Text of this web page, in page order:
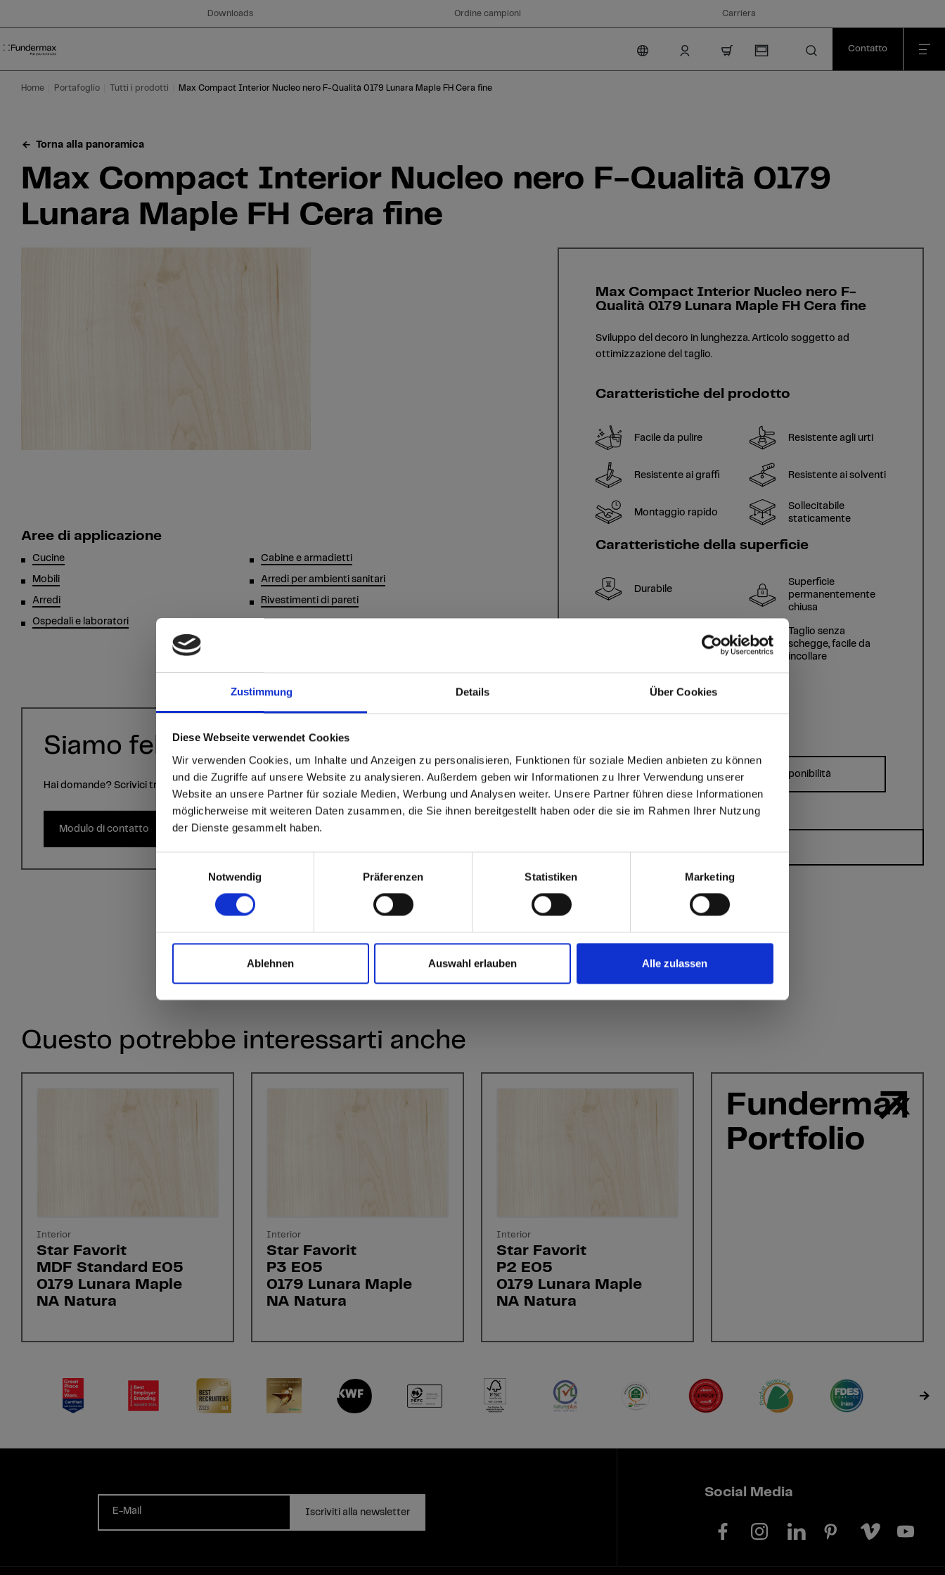
Zustimmung Details Über Cookies
Diese Webseite verwendet Cookies
Wir verwenden Cookies, um Inhalte und Anzeigen zu personalisieren, Funktionen für soziale Medien anbieten zu können
und die Zugriffe auf unsere Website zu analysieren. Außerdem geben wir Informationen zu Ihrer Verwendung unserer
Website an unsere Partner für soziale Medien, Werbung und Analysen weiter. Unsere Partner führen diese Informationen
möglicherweise mit weiteren Daten zusammen, die Sie ihnen bereitgestellt haben oder die sie im Rahmen Ihrer Nutzung
der Dienste gesammelt haben.
Notwendig
Präferenzen Statistiken Marketing
Ablehnen Auswahl erlauben Alle zulassen
Are you based in the Stati Uniti?
Go to the Fundermax North America website directly from here or discover what Fundermax offers in Europe
and the rest of the world!
Downloads Ordine campioni Carriera
Contatto
Home Portafoglio Tutti i prodotti Max Compact Interior Nucleo nero F-Qualità 0179 Lunara Maple FH Cera fine
Torna alla panoramica
Max Compact Interior Nucleo nero F-Qualità 0179
Lunara Maple FH Cera fine
Aree di applicazione
Cucine
Mobili
Arredi
Ospedali e laboratori
Cabine e armadietti
Arredi per ambienti sanitari
Rivestimenti di pareti
Siamo felici di aiutarvi!
Hai domande? Scrivici tramite il modulo di contatto.
Modulo di contatto
Max Compact Interior Nucleo nero F-
Qualità 0179 Lunara Maple FH Cera fine
Sviluppo del decoro in lunghezza. Articolo soggetto ad
ottimizzazione del taglio.
Caratteristiche del prodotto
Facile da pulire Resistente agli urti
Resistente ai graffi Resistente ai solventi
Montaggio rapido
Sollecitabile
staticamente
Caratteristiche della superficie
Durabile
Superficie
permanentemente
chiusa
Taglio senza
schegge, facile da
incollare
Dimensioni, spessori e disponibilità
Questo potrebbe interessarti anche
Interior
Star Favorit
MDF Standard E05
0179 Lunara Maple
NA Natura
Interior
Star Favorit
P3 E05
0179 Lunara Maple
NA Natura
Interior
Star Favorit
P2 E05
0179 Lunara Maple
NA Natura
Fundermax
Portfolio
E-Mail Iscriviti alla newsletter
Social Media